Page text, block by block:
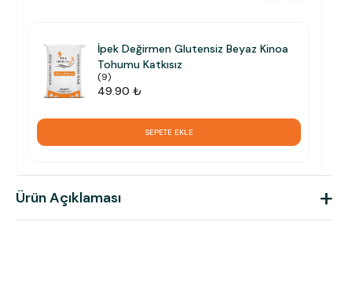
İpek Değirmen Glutensiz Beyaz Kinoa
Tohumu Katkısız
(9)
49.90 ₺
SEPETE EKLE
Ürün Açıklaması +